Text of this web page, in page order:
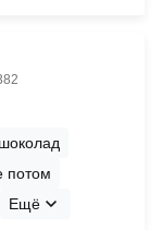
потом
Ещё